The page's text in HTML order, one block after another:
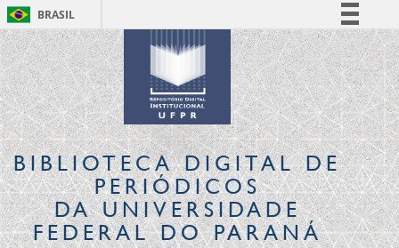
BRASIL
Simplifique!
Comunica BR
Participe
Acesso à informação
Legislação
Canais
BIBLIOTECA DIGITALDE
PERIÓDICOS
DA UNIVERSIDADE
FEDERAL DO PARANÁ